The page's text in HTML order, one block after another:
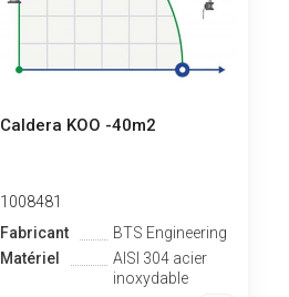
Caldera KOO -40m2
1008481
Fabricant
BTS Engineering
Matériel
AISI 304 acier
inoxydable